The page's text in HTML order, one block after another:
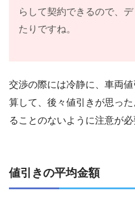
らして契約できるので、
たりですね。
交渉の際には冷静に、車両
算して、後々値引きが思っ
ることのないように注意が必
値引きの平均金額